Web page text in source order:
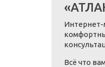
Интернет-
Всё что